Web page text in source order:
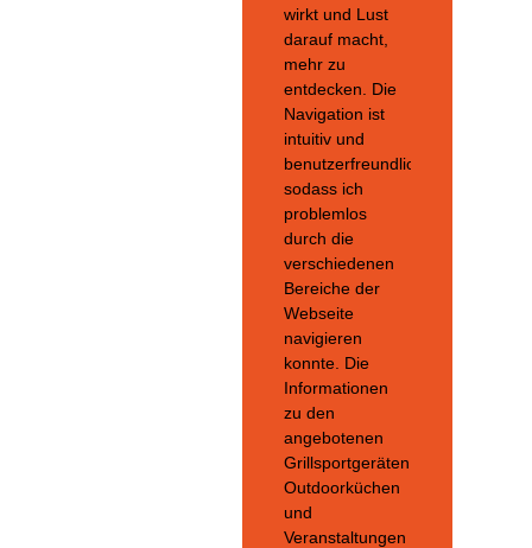
wirkt und Lust
darauf macht,
mehr zu
entdecken. Die
Navigation ist
intuitiv und
benutzerfreundlich,
sodass ich
problemlos
durch die
verschiedenen
Bereiche der
Webseite
navigieren
konnte. Die
Informationen
zu den
angebotenen
Grillsportgeräten,
Outdoorküchen
und
Veranstaltungen